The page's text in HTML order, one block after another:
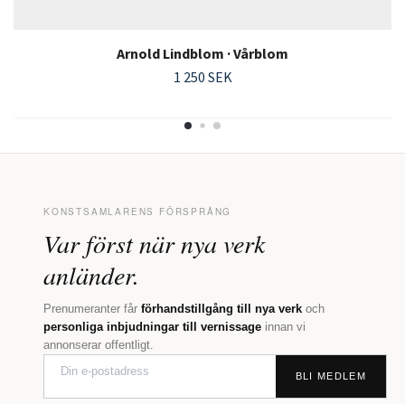
Arnold Lindblom · Vårblom
1 250 SEK
KONSTSAMLARENS FÖRSPRÅNG
Var först när nya verk
anländer.
Prenumeranter får förhandstillgång till nya verk och
personliga inbjudningar till vernissage innan vi
annonserar offentligt.
BLI MEDLEM